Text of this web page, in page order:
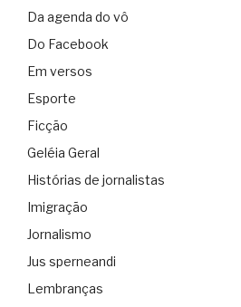
Da agenda do vô
Do Facebook
Em versos
Esporte
Ficção
Geléia Geral
Histórias de jornalistas
Imigração
Jornalismo
Jus sperneandi
Lembranças